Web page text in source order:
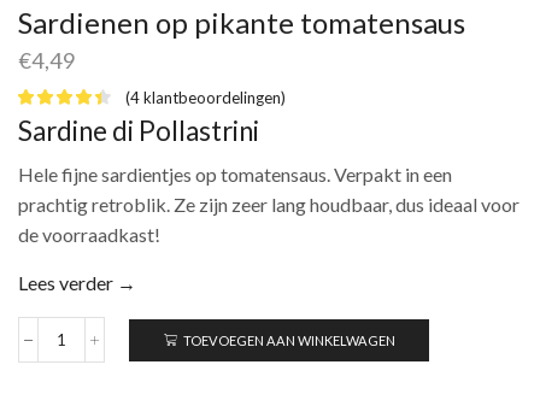
Sardienen op pikante tomatensaus
€4,49
(4klantbeoordelingen)
Sardine di Pollastrini
Hele fijne sardientjes op tomatensaus. Verpakt in een
prachtig retroblik. Ze zijn zeer lang houdbaar, dus ideaal voor
de voorraadkast!
Lees verder →
Sardienen
TOEVOEGEN AAN WINKELWAGEN